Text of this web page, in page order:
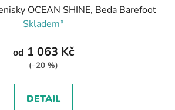
OCEAN SHINE, Beda Barefoot
Skladem*
od 1 063 Kč
(–20 %)
DETAIL